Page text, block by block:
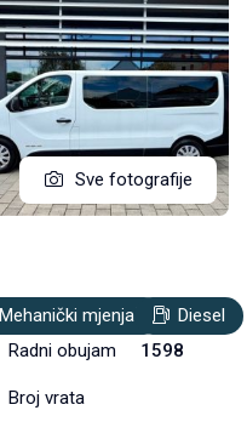
Sve fotografije
Mehanički mjenjač
Diesel
Radni obujam 1598
Broj vrata